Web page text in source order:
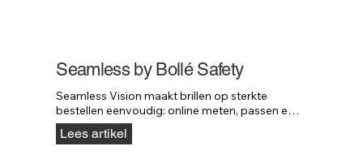
Seamless by Bollé Safety
Seamless Vision maakt brillen op sterkte
bestellen eenvoudig: online meten, passen en
bestellen — zonder bezoek aan de opticien.
Lees artikel